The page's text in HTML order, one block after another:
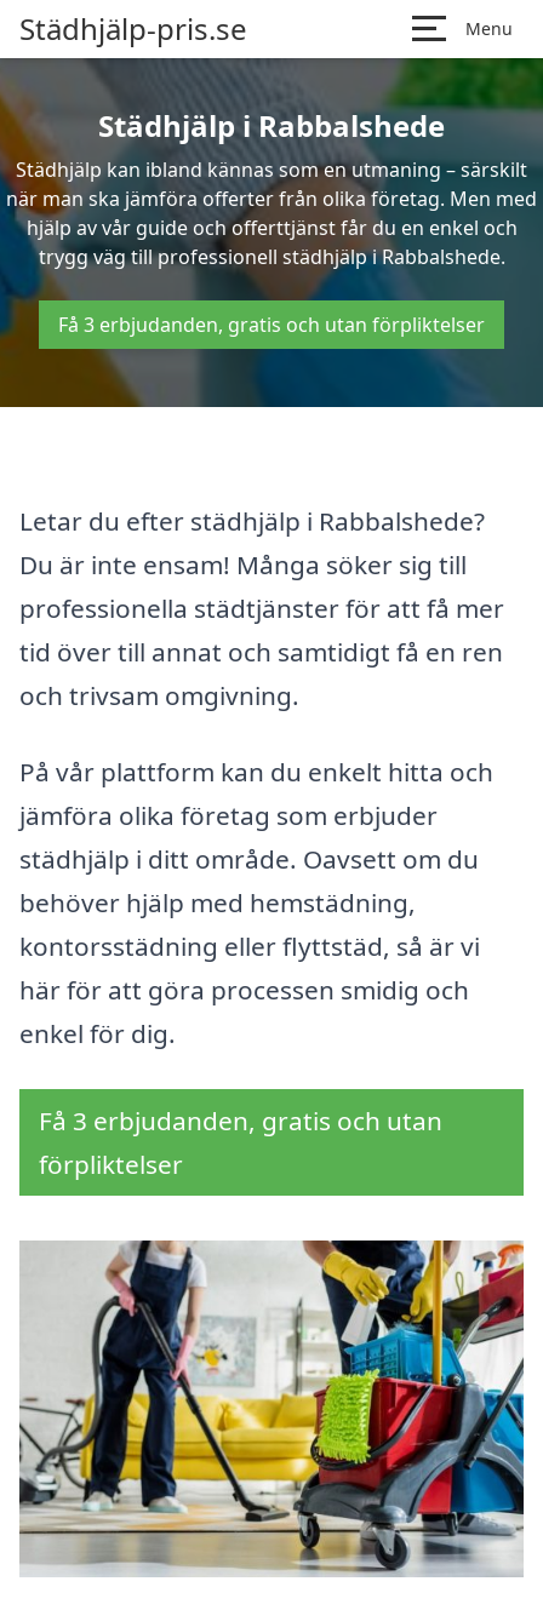
Städhjälp-pris.se Menu
Städhjälp i Rabbalshede
Städhjälp kan ibland kännas som en utmaning – särskilt
när man ska jämföra offerter från olika företag. Men med
hjälp av vår guide och offerttjänst får du en enkel och
trygg väg till professionell städhjälp i Rabbalshede.
Få 3 erbjudanden, gratis och utan förpliktelser
Letar du efter städhjälp i Rabbalshede?
Du är inte ensam! Många söker sig till
professionella städtjänster för att få mer
tid över till annat och samtidigt få en ren
och trivsam omgivning.
På vår plattform kan du enkelt hitta och
jämföra olika företag som erbjuder
städhjälp i ditt område. Oavsett om du
behöver hjälp med hemstädning,
kontorsstädning eller flyttstäd, så är vi
här för att göra processen smidig och
enkel för dig.
Få 3 erbjudanden, gratis och utan
förpliktelser